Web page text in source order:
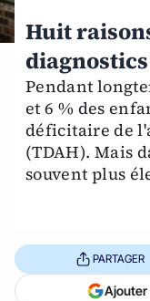
Huit
Pendant
et 6 % des
déficitaire de
(TDAH). Mais
souvent plus
PARTAGER
Ajouter